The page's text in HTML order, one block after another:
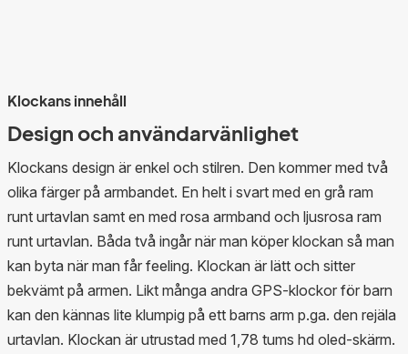
Klockans innehåll
Design och användarvänlighet
Klockans design är enkel och stilren. Den kommer med två
olika färger på armbandet. En helt i svart med en grå ram
runt urtavlan samt en med rosa armband och ljusrosa ram
runt urtavlan. Båda två ingår när man köper klockan så man
kan byta när man får feeling. Klockan är lätt och sitter
bekvämt på armen. Likt många andra GPS-klockor för barn
kan den kännas lite klumpig på ett barns arm p.ga. den rejäla
urtavlan. Klockan är utrustad med 1,78 tums hd oled-skärm.